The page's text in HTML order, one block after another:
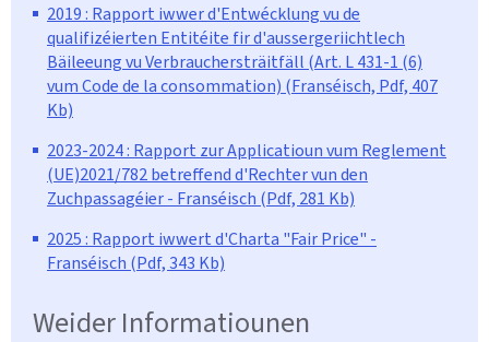
2019 : Rapport iwwer d'Entwécklung vu de
qualifizéierten Entitéite fir d'aussergeriichtlech
Bäileeung vu Verbrauchersträitfäll (Art. L 431-1 (6)
vum Code de la consommation) (Franséisch, Pdf, 407
Kb)
2023-2024 : Rapport zur Applicatioun vum Reglement
(UE)2021/782 betreffend d'Rechter vun den
Zuchpassagéier - Franséisch (Pdf, 281 Kb)
2025 : Rapport iwwert d'Charta "Fair Price" -
Franséisch (Pdf, 343 Kb)
Weider Informatiounen